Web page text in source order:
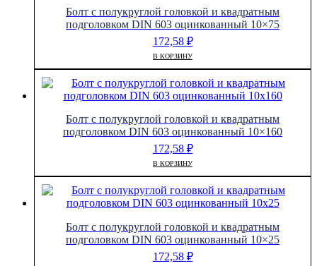
Болт с полукруглой головкой и квадратным
подголовком DIN 603 оцинкованный 10×75
172,58 ₽
В КОРЗИНУ
Болт с полукруглой головкой и квадратным
подголовком DIN 603 оцинкованный 10×160
172,58 ₽
В КОРЗИНУ
Болт с полукруглой головкой и квадратным
подголовком DIN 603 оцинкованный 10×25
172,58 ₽